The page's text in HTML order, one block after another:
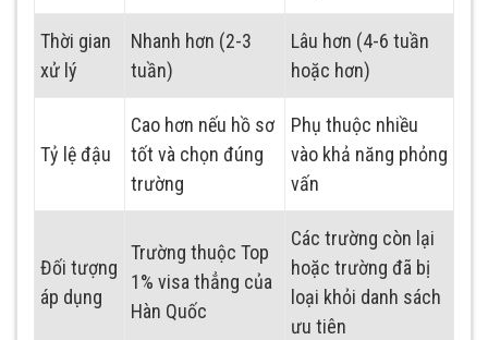
Thời gian
xử lý
Nhanh hơn (2-3
tuần)
Lâu hơn (4-6 tuần
hoặc hơn)
Tỷ lệ đậu
Cao hơn nếu hồ sơ
tốt và chọn đúng
trường
Phụ thuộc nhiều
vào khả năng phỏng
vấn
Đối tượng
áp dụng
Trường thuộc Top
1% visa thẳng của
Hàn Quốc
Các trường còn lại
hoặc trường đã bị
loại khỏi danh sách
ưu tiên